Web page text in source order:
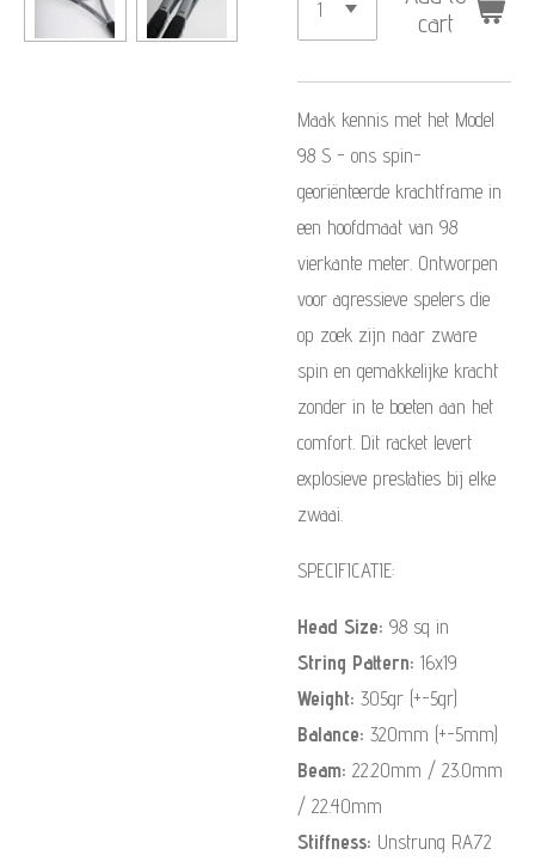
cart
Maak kennis met het Model
98 S - ons spin-
georiënteerde krachtframe in
een hoofdmaat van 98
vierkante meter. Ontworpen
voor agressieve spelers die
op zoek zijn naar zware
spin en gemakkelijke kracht
zonder in te boeten aan het
comfort. Dit racket levert
explosieve prestaties bij elke
zwaai.
SPECIFICATIE:
Head Size: 98 sq in
String Pattern: 16x19
Weight: 305gr (+-5gr)
Balance: 320mm (+-5mm)
Beam: 22.20mm / 23.0mm
/ 22.40mm
Stiffness: Unstrung RA72